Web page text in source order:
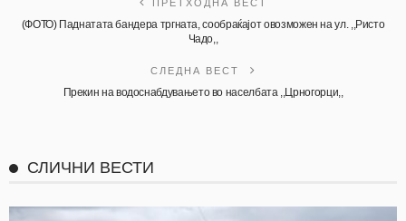
ПРЕТХОДНА ВЕСТ
(ФОТО) Паднатата бандера тргната, сообраќајот овозможен на ул. ,,Ристо
Чадо,,
СЛЕДНА ВЕСТ
Прекин на водоснабдувањето во населбата ,,Црногорци,,
СЛИЧНИ ВЕСТИ